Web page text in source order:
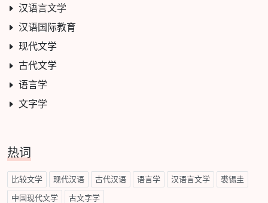
汉语言文学
汉语国际教育
现代文学
古代文学
语言学
文字学
热词
比较文学 现代汉语 古代汉语 语言学 汉语言文学 裘锡圭
中国现代文学 古文字学